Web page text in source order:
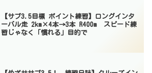
【サブ3.5目標 ポイント練習】ロングインタ
ーバル走 2km×4本→3本 R400m スピード練
習じゃなく「慣れる」目的で